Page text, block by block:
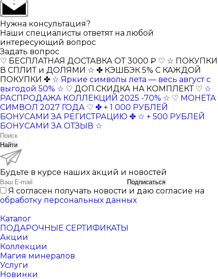
Нужна консультация?
Наши специалисты ответят на любой
интересующий вопрос
Задать вопрос
♡ БЕСПЛАТНАЯ ДОСТАВКА ОТ 3000 ₽ ♡ ☆ ПОКУПКИ
В СПЛИТ и ДОЛЯМИ ☆ ✤ КЭШБЭК 5% С КАЖДОЙ
ПОКУПКИ ✤ ☆ Яркие символы лета — весь август с
выгодой 50% ☆ ♡ ДОП.СКИДКА НА КОМПЛЕКТ ♡ ☆
РАСПРОДАЖА КОЛЛЕКЦИЙ 2025 -70% ☆ ♡ МОНЕТА
СИМВОЛ 2027 ГОДА ♡ ✤ + 1 000 РУБЛЕЙ
БОНУСАМИ ЗА РЕГИСТРАЦИЮ ✤ ☆ + 500 РУБЛЕЙ
БОНУСАМИ ЗА ОТЗЫВ ☆
Найти
Будьте в курсе наших акций и новостей
Подписаться
Я согласен получать новости и даю согласие на
обработку персональных данных
Каталог
ПОДАРОЧНЫЕ СЕРТИФИКАТЫ
Акции
Коллекции
Магия минералов
Услуги
Новинки